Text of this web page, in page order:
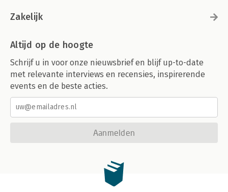
Zakelijk
Altijd op de hoogte
Schrijf u in voor onze nieuwsbrief en blijf up-to-date
met relevante interviews en recensies, inspirerende
events en de beste acties.
Aanmelden